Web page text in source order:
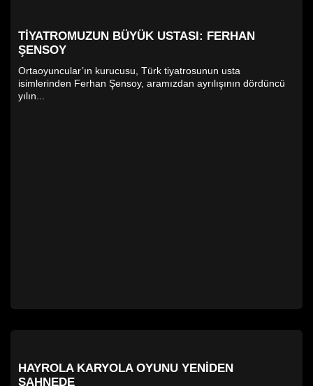
TIYATROMUZUN BÜYÜK USTASI: FERHAN
ŞENSOY
Ortaoyuncular’ın kurucusu, Türk tiyatrosunun usta
isimlerinden Ferhan Şensoy, aramızdan ayrılışının dördüncü
yılın...
HAYROLA KARYOLA OYUNU YENIDEN
SAHNEDE